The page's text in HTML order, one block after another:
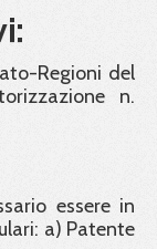
Regioni del
n.
essere in
a) Patente